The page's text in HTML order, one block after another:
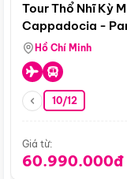
Tour Thổ Nhĩ Kỳ
Cappadocia -
Hồ Chí Minh
10/12
Giá từ:
60.990.000đ